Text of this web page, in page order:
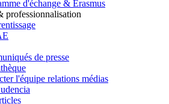
d'échange & Erasmus
professionnalisation
de presse
l'équipe relations médias